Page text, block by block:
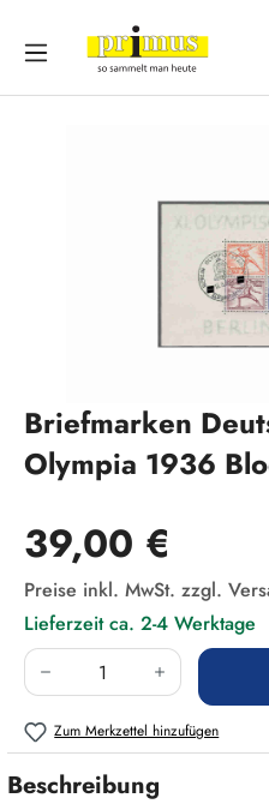
Zum Hauptinhalt springen
Briefmarken
Olympia 1936
Regulärer Preis:
39,00 €
Preise inkl. MwSt. zzgl.
Lieferzeit ca. 2-4 Werktage
Produkt Anzahl: Gib
Zum Merkzettel hinzufügen
Beschreibung